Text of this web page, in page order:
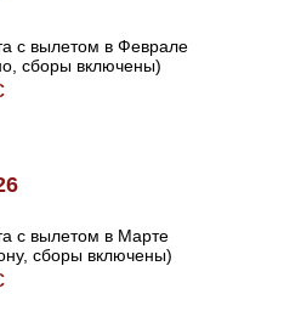
с вылетом в Феврале
сборы включены)
с вылетом в Марте
сборы включены)